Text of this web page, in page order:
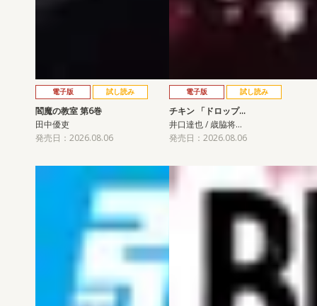
電子版 試し読み
閻魔の教室 第6巻
田中優吏
発売日：2026.08.06
電子版 試し読み
チキン 「ドロップ…
井口達也 / 歳脇将…
発売日：2026.08.06